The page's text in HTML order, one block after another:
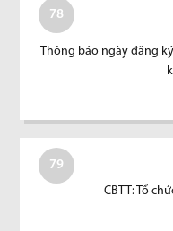
78
Thông báo ngày đăng
79
CBTT: Tổ